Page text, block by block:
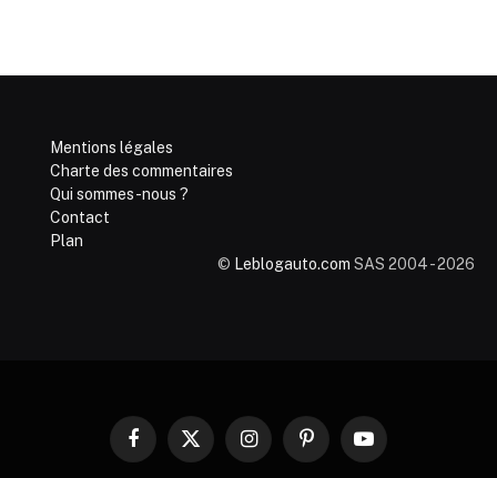
Mentions légales
Charte des commentaires
Qui sommes-nous ?
Contact
Plan
© Leblogauto.com SAS 2004 - 2026
Facebook
X
InstagramPinterestYouTube